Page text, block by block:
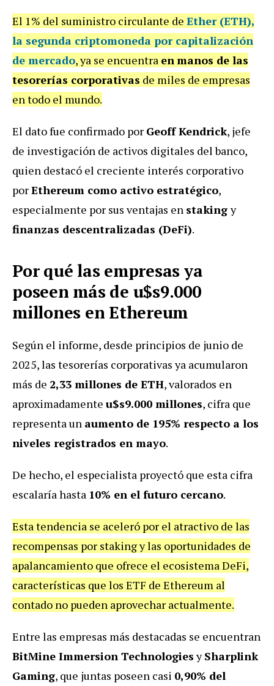
El 1% del suministro circulante de Ether (ETH),
la segunda criptomoneda por capitalización
de mercado, ya se encuentra enmanos de las
tesorerías corporativas de miles de empresas
en todo el mundo.
El dato fue confirmado por Geoff Kendrick, jefe
de investigación de activos digitales del banco,
quien destacó el creciente interés corporativo
porEthereum como activo estratégico,
especialmente por sus ventajas en stakingy
finanzas descentralizadas (DeFi).
Por qué las empresas ya
poseen más de u$s9.000
millones en Ethereum
Según el informe, desde principios de junio de
2025, las tesorerías corporativas ya acumularon
más de 2,33 millones de ETH, valorados en
aproximadamente u$s9.000 millones, cifra que
representa un aumento de 195% respecto a los
niveles registrados en mayo.
De hecho, el especialista proyectó que esta cifra
escalaría hasta 10% en el futuro cercano.
Esta tendencia se aceleró por el atractivo de las
recompensas por staking y las oportunidades de
apalancamiento que ofrece el ecosistema DeFi,
características que los ETF de Ethereum al
contado no pueden aprovechar actualmente.
Entre las empresas más destacadas se encuentran
BitMine Immersion TechnologiesySharplink
Gaming, que juntas poseen casi 0,90% del